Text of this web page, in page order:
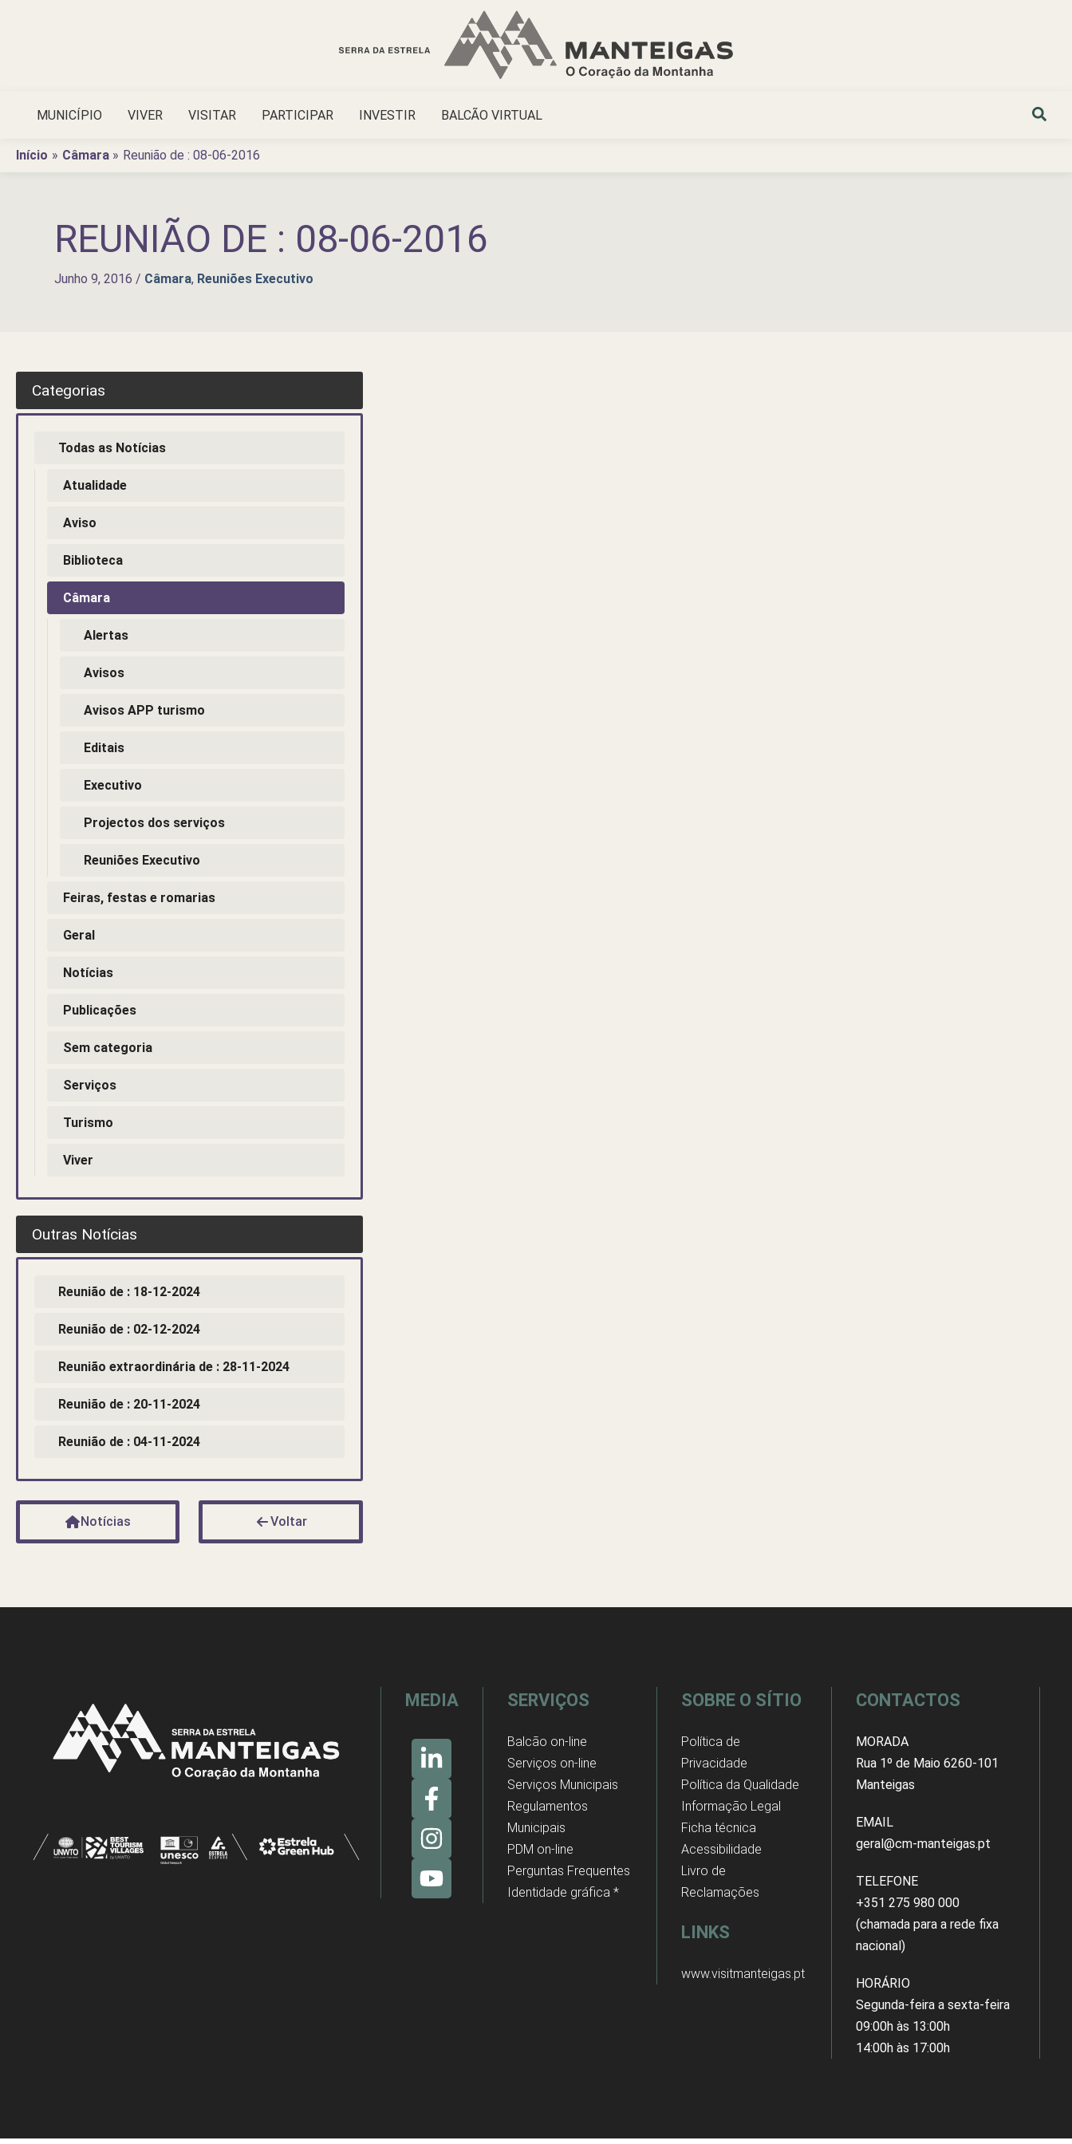
MUNICÍPIO VIVER VISITAR PARTICIPAR INVESTIR BALCÃO VIRTUAL
Início Câmara Reunião de : 08-06-2016
REUNIÃO DE : 08-06-2016
Junho 9, 2016 / Câmara, Reuniões Executivo
Categorias
Todas as Notícias
Atualidade
Aviso
Biblioteca
Câmara
Alertas
Avisos
Avisos APP turismo
Editais
Executivo
Projectos dos serviços
Reuniões Executivo
Feiras, festas e romarias
Geral
Notícias
Publicações
Sem categoria
Serviços
Turismo
Viver
Outras Notícias
Reunião de : 18-12-2024
Reunião de : 02-12-2024
Reunião extraordinária de : 28-11-2024
Reunião de : 20-11-2024
Reunião de : 04-11-2024
Notícias Voltar
MEDIA SERVIÇOS
Balcão on-line
Serviços on-line
Serviços Municipais
Regulamentos
Municipais
PDM on-line
Perguntas Frequentes
Identidade gráfica *
SOBRE O SÍTIO
Política de
Privacidade
Política da Qualidade
Informação Legal
Ficha técnica
Acessibilidade
Livro de
Reclamações
LINKS
www.visitmanteigas.pt
CONTACTOS
MORADA
Rua 1º de Maio 6260-101
Manteigas
EMAIL
geral@cm-manteigas.pt
TELEFONE
+351 275 980 000
(chamada para a rede fixa
nacional)
HORÁRIO
Segunda-feira a sexta-feira
09:00h às 13:00h
14:00h às 17:00h